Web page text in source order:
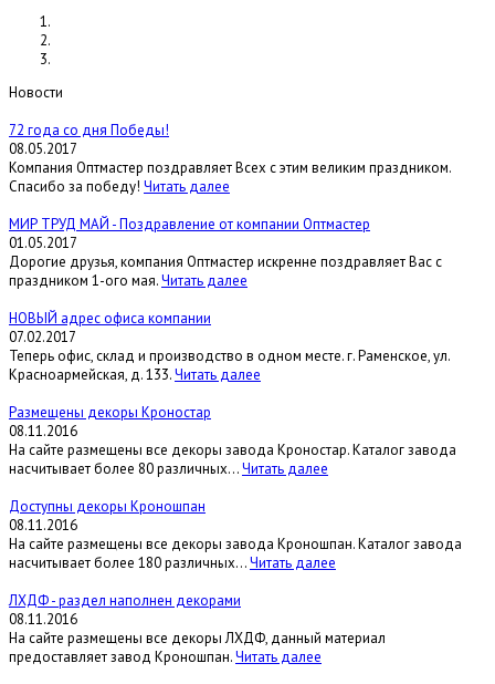
Новости
72 года со дня Победы!
08.05.2017
Компания Оптмастер поздравляет Всех с этим великим праздником.
Спасибо за победу! Читать далее
МИР ТРУД МАЙ - Поздравление от компании Оптмастер
01.05.2017
Дорогие друзья, компания Оптмастер искренне поздравляет Вас с
праздником 1-ого мая.Читать далее
НОВЫЙ адрес офиса компании
07.02.2017
Теперь офис, склад и производство в одном месте. г. Раменское, ул.
Красноармейская, д. 133.Читать далее
Размещены декоры Кроностар
08.11.2016
На сайте размещены все декоры завода Кроностар. Каталог завода
насчитывает более 80 различных...Читать далее
Доступны декоры Кроношпан
08.11.2016
На сайте размещены все декоры завода Кроношпан. Каталог завода
насчитывает более 180 различных...Читать далее
ЛХДФ - раздел наполнен декорами
08.11.2016
На сайте размещены все декоры ЛХДФ, данный материал
предоставляет завод Кроношпан.Читать далее